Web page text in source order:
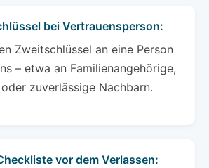
bei Vertrauensperson:
Zweitschlüssel an eine Person
– etwa an Familienangehörige,
zuverlässige Nachbarn.
vor dem Verlassen: